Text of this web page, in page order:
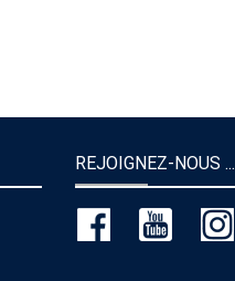
REJOIGNEZ-NOUS ...